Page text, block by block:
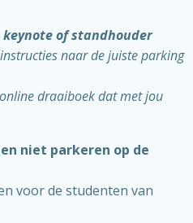
of standhouder
naar de juiste parking
draaiboek dat met jou
niet parkeren op de
voor de studenten van